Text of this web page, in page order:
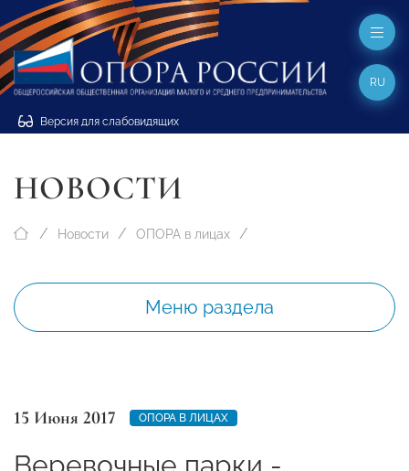
Версия для слабовидящих
RU
НОВОСТИ
Новости ОПОРА в лицах
Меню раздела
15 Июня 2017 ОПОРА В ЛИЦАХ